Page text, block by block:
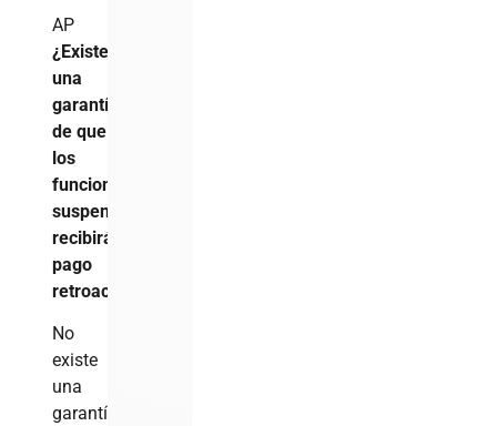
AP
¿Existe
una
garantía
de que
los
funcionarios
suspendidos
recibirán
pago
retroactivo?
No
existe
una
garantía